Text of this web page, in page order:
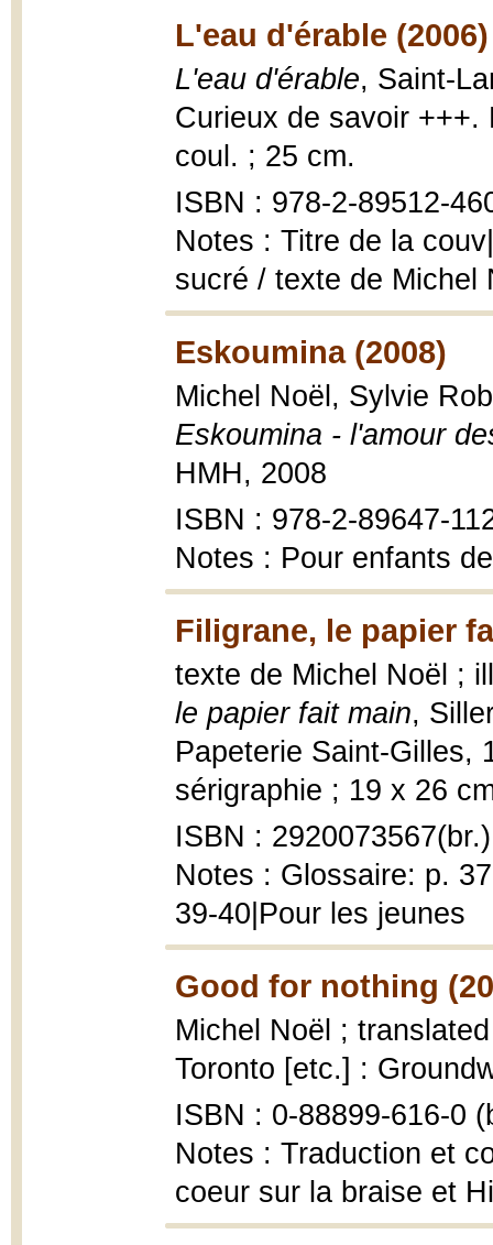
L'eau d'érable (2006)
L'eau d'érable, Saint-
Curieux de savoir
coul. ; 25 cm.
ISBN : 978-2-89512-
Notes : Titre de la
sucré / texte de Michel
Eskoumina (2008)
Michel Noël, Sylvie
Eskoumina - l'amour
HMH, 2008
ISBN : 978-2-89647-
Notes : Pour enfants
Filigrane, le papier
texte de Michel Noël ;
le papier fait main,
Papeterie Saint-Gilles,
sérigraphie ; 19 x 26
ISBN : 2920073567(br.)
Notes : Glossaire: p.
39-40|Pour les jeunes
Good for nothing
Michel Noël ;
Toronto [etc.] :
ISBN : 0-88899-616-0
Notes : Traduction et
coeur sur la braise et